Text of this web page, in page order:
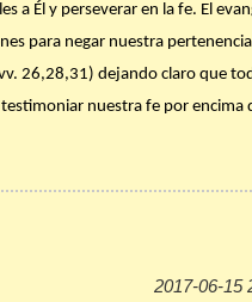
a Él y perseverar en la fe. El
para negar nuestra
26,28,31) dejando claro que
nuestra fe por encima
¿Esta frecuencia le permite a